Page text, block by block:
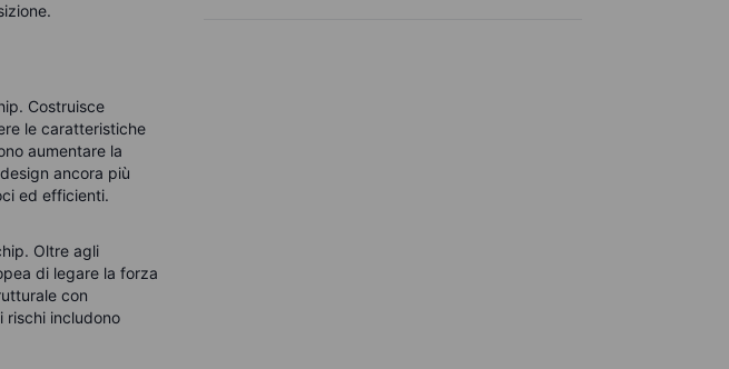
Costruisce
le caratteristiche
aumentare la
ancora più
ed efficienti.
Oltre agli
di legare la forza
con
rischi includono